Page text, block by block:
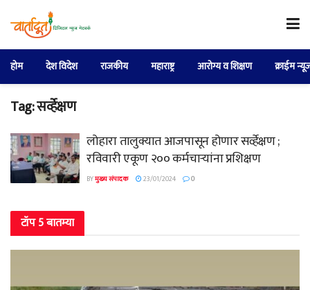
होम देश विदेश राजकीय महाराष्ट्र आरोग्य व शिक्षण क्राईम
Tag:सर्व्हेक्षण
लोहारा तालुक्यात आजपासून होणार सर्व्हेक्षण ;
रविवारी एकूण २०० कर्मचाऱ्यांना प्रशिक्षण
BYमुख्य संपादक 23/01/2024 0
टॉप 5 बातम्या